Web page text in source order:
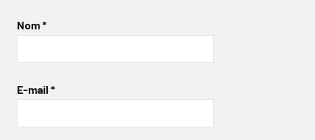
Nom*
E-mail *